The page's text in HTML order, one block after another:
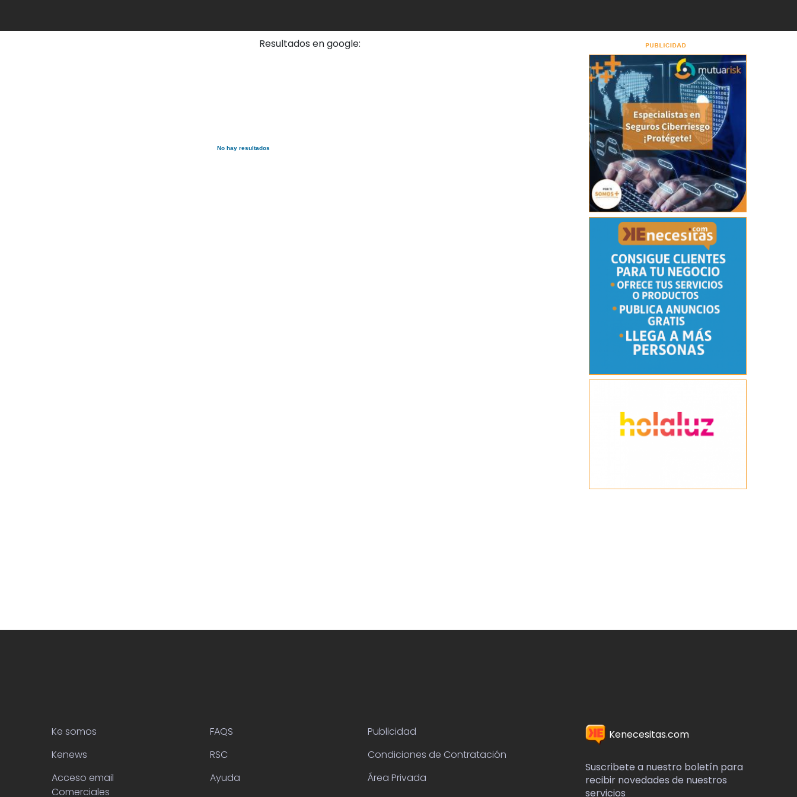
Resultados en google:
No hay resultados
Ke somos
Kenews
Acceso email
Comerciales
FAQS
RSC
Ayuda
Publicidad
Condiciones de Contratación
Área Privada
Kenecesitas.com
Suscribete a nuestro boletín para
recibir novedades de nuestros
servicios